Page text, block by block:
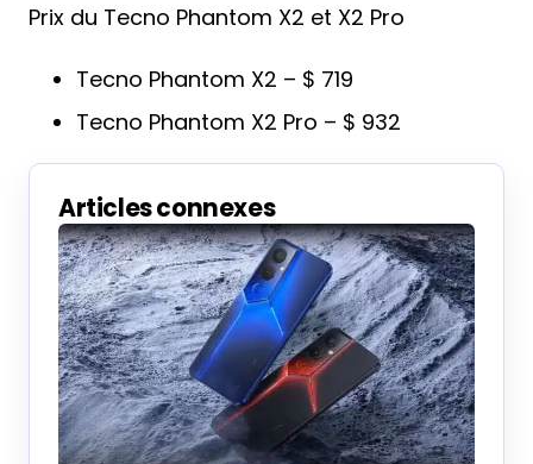
Prix du Tecno Phantom X2 et X2 Pro
Tecno Phantom X2 – $ 719
Tecno Phantom X2 Pro – $ 932
Articles connexes